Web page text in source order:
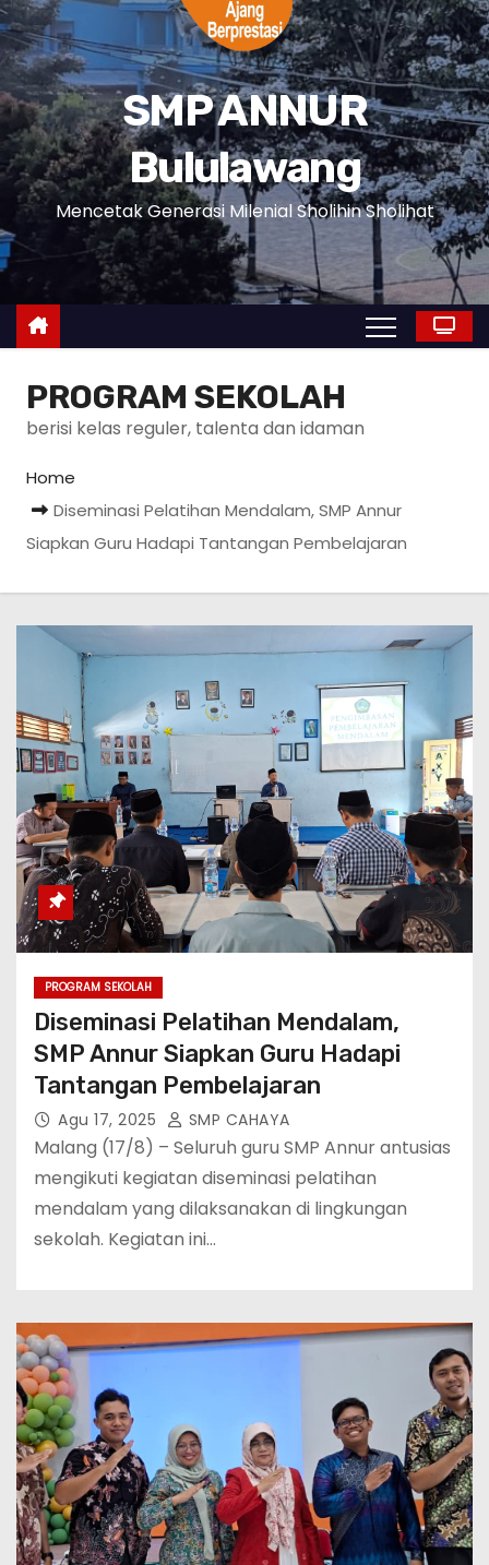
SMP ANNUR
Bululawang
Mencetak Generasi Milenial Sholihin Sholihat
PROGRAM SEKOLAH
berisi kelas reguler, talenta dan idaman
Home
Diseminasi Pelatihan Mendalam, SMP Annur
Siapkan Guru Hadapi Tantangan Pembelajaran
PROGRAM SEKOLAH
Diseminasi Pelatihan Mendalam,
SMP Annur Siapkan Guru Hadapi
Tantangan Pembelajaran
Agu 17, 2025 SMP CAHAYA
Malang (17/8) – Seluruh guru SMP Annur antusias
mengikuti kegiatan diseminasi pelatihan
mendalam yang dilaksanakan di lingkungan
sekolah. Kegiatan ini…